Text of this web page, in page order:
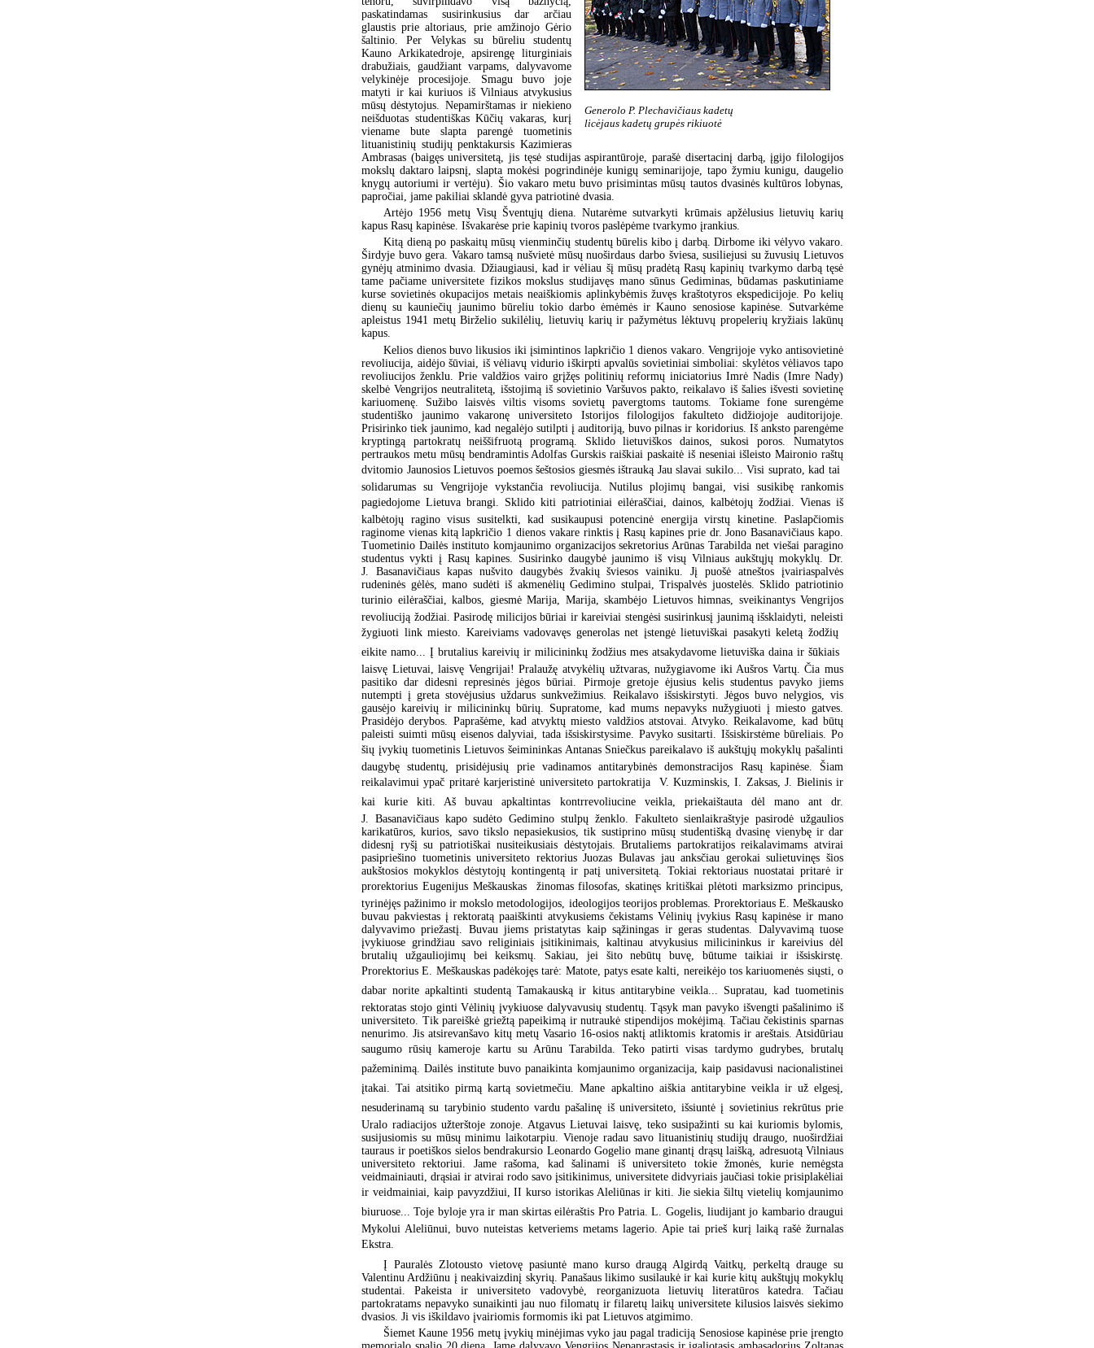
Generolo P. Plechavičiaus kadetų
licėjaus kadetų grupės rikiuotė
paskatindamas susirinkusius dar arčiau
glaustis prie altoriaus, prie amžinojo Gėrio
šaltinio. Per Velykas su būreliu studentų
Kauno Arkikatedroje, apsirengę liturginiais
drabužiais, gaudžiant varpams, dalyvavome
velykinėje procesijoje. Smagu buvo joje
matyti ir kai kuriuos iš Vilniaus atvykusius
mūsų dėstytojus. Nepamirštamas ir niekieno
neišduotas studentiškas Kūčių vakaras, kurį
viename bute slapta parengė tuometinis
lituanistinių studijų penktakursis Kazimieras
Ambrasas (baigęs universitetą, jis tęsė studijas aspirantūroje, parašė disertacinį darbą, įgijo filologijos
mokslų daktaro laipsnį, slapta mokėsi pogrindinėje kunigų seminarijoje, tapo žymiu kunigu, daugelio
knygų autoriumi ir vertėju). Šio vakaro metu buvo prisimintas mūsų tautos dvasinės kultūros lobynas,
papročiai, jame pakiliai sklandė gyva patriotinė dvasia.
Artėjo 1956 metų Visų Šventųjų diena. Nutarėme sutvarkyti krūmais apžėlusius lietuvių karių
kapus Rasų kapinėse. Išvakarėse prie kapinių tvoros paslėpėme tvarkymo įrankius.
Kitą dieną po paskaitų mūsų vienminčių studentų būrelis kibo į darbą. Dirbome iki vėlyvo vakaro.
Širdyje buvo gera. Vakaro tamsą nušvietė mūsų nuoširdaus darbo šviesa, susiliejusi su žuvusių Lietuvos
gynėjų atminimo dvasia. Džiaugiausi, kad ir vėliau šį mūsų pradėtą Rasų kapinių tvarkymo darbą tęsė
tame pačiame universitete fizikos mokslus studijavęs mano sūnus Gediminas, būdamas paskutiniame
kurse sovietinės okupacijos metais neaiškiomis aplinkybėmis žuvęs kraštotyros ekspedicijoje. Po kelių
dienų su kauniečių jaunimo būreliu tokio darbo ėmėmės ir Kauno senosiose kapinėse. Sutvarkėme
apleistus 1941 metų Birželio sukilėlių, lietuvių karių ir pažymėtus lėktuvų propelerių kryžiais lakūnų
kapus.
Kelios dienos buvo likusios iki įsimintinos lapkričio 1 dienos vakaro. Vengrijoje vyko antisovietinė
revoliucija, aidėjo šūviai, iš vėliavų vidurio iškirpti apvalūs sovietiniai simboliai: skylėtos vėliavos tapo
revoliucijos ženklu. Prie valdžios vairo grįžęs politinių reformų iniciatorius Imrė Nadis (Imre Nady)
skelbė Vengrijos neutralitetą, išstojimą iš sovietinio Varšuvos pakto, reikalavo iš šalies išvesti sovietinę
kariuomenę. Sužibo laisvės viltis visoms sovietų pavergtoms tautoms. Tokiame fone surengėme
studentiško jaunimo vakaronę universiteto Istorijos filologijos fakulteto didžiojoje auditorijoje.
Prisirinko tiek jaunimo, kad negalėjo sutilpti į auditoriją, buvo pilnas ir koridorius. Iš anksto parengėme
kryptingą partokratų neiššifruotą programą. Sklido lietuviškos dainos, sukosi poros. Numatytos
pertraukos metu mūsų bendramintis Adolfas Gurskis raiškiai paskaitė iš neseniai išleisto Maironio raštų
dvitomio Jaunosios Lietuvos poemos šeštosios giesmės ištrauką Jau slavai sukilo... Visi suprato, kad tai 
solidarumas su Vengrijoje vykstančia revoliucija. Nutilus plojimų bangai, visi susikibę rankomis
pagiedojome Lietuva brangi. Sklido kiti patriotiniai eilėraščiai, dainos, kalbėtojų žodžiai. Vienas iš
kalbėtojų ragino visus susitelkti, kad susikaupusi potencinė energija virstų kinetine. Paslapčiomis
raginome vienas kitą lapkričio 1 dienos vakare rinktis į Rasų kapines prie dr. Jono Basanavičiaus kapo.
Tuometinio Dailės instituto komjaunimo organizacijos sekretorius Arūnas Tarabilda net viešai paragino
studentus vykti į Rasų kapines. Susirinko daugybė jaunimo iš visų Vilniaus aukštųjų mokyklų. Dr.
J. Basanavičiaus kapas nušvito daugybės žvakių šviesos vainiku. Jį puošė atneštos įvairiaspalvės
rudeninės gėlės, mano sudėti iš akmenėlių Gedimino stulpai, Trispalvės juostelės. Sklido patriotinio
turinio eilėraščiai, kalbos, giesmė Marija, Marija, skambėjo Lietuvos himnas, sveikinantys Vengrijos
revoliuciją žodžiai. Pasirodę milicijos būriai ir kareiviai stengėsi susirinkusį jaunimą išsklaidyti, neleisti
žygiuoti link miesto. Kareiviams vadovavęs generolas net įstengė lietuviškai pasakyti keletą žodžių 
eikite namo... Į brutalius kareivių ir milicininkų žodžius mes atsakydavome lietuviška daina ir šūkiais 
laisvę Lietuvai, laisvę Vengrijai! Pralaužę atvykėlių užtvaras, nužygiavome iki Aušros Vartų. Čia mus
pasitiko dar didesni represinės jėgos būriai. Pirmoje gretoje ėjusius kelis studentus pavyko jiems
nutempti į greta stovėjusius uždarus sunkvežimius. Reikalavo išsiskirstyti. Jėgos buvo nelygios, vis
gausėjo kareivių ir milicininkų būrių. Supratome, kad mums nepavyks nužygiuoti į miesto gatves.
Prasidėjo derybos. Paprašėme, kad atvyktų miesto valdžios atstovai. Atvyko. Reikalavome, kad būtų
paleisti suimti mūsų eisenos dalyviai, tada išsiskirstysime. Pavyko susitarti. Išsiskirstėme būreliais. Po
šių įvykių tuometinis Lietuvos šeimininkas Antanas Sniečkus pareikalavo iš aukštųjų mokyklų pašalinti
daugybę studentų, prisidėjusių prie vadinamos antitarybinės demonstracijos Rasų kapinėse. Šiam
reikalavimui ypač pritarė karjeristinė universiteto partokratija  V. Kuzminskis, I. Zaksas, J. Bielinis ir
kai kurie kiti. Aš buvau apkaltintas kontrrevoliucine veikla, priekaištauta dėl mano ant dr.
J. Basanavičiaus kapo sudėto Gedimino stulpų ženklo. Fakulteto sienlaikraštyje pasirodė užgaulios
karikatūros, kurios, savo tikslo nepasiekusios, tik sustiprino mūsų studentišką dvasinę vienybę ir dar
didesnį ryšį su patriotiškai nusiteikusiais dėstytojais. Brutaliems partokratijos reikalavimams atvirai
pasipriešino tuometinis universiteto rektorius Juozas Bulavas jau anksčiau gerokai sulietuvinęs šios
aukštosios mokyklos dėstytojų kontingentą ir patį universitetą. Tokiai rektoriaus nuostatai pritarė ir
prorektorius Eugenijus Meškauskas  žinomas filosofas, skatinęs kritiškai plėtoti marksizmo principus,
tyrinėjęs pažinimo ir mokslo metodologijos, ideologijos teorijos problemas. Prorektoriaus E. Meškausko
buvau pakviestas į rektoratą paaiškinti atvykusiems čekistams Vėlinių įvykius Rasų kapinėse ir mano
dalyvavimo priežastį. Buvau jiems pristatytas kaip sąžiningas ir geras studentas. Dalyvavimą tuose
įvykiuose grindžiau savo religiniais įsitikinimais, kaltinau atvykusius milicininkus ir kareivius dėl
brutalių užgauliojimų bei keiksmų. Sakiau, jei šito nebūtų buvę, būtume taikiai ir išsiskirstę.
Prorektorius E. Meškauskas padėkojęs tarė: Matote, patys esate kalti, nereikėjo tos kariuomenės siųsti, o
dabar norite apkaltinti studentą Tamakauską ir kitus antitarybine veikla... Supratau, kad tuometinis
rektoratas stojo ginti Vėlinių įvykiuose dalyvavusių studentų. Tąsyk man pavyko išvengti pašalinimo iš
universiteto. Tik pareiškė griežtą papeikimą ir nutraukė stipendijos mokėjimą. Tačiau čekistinis sparnas
nenurimo. Jis atsirevanšavo kitų metų Vasario 16-osios naktį atliktomis kratomis ir areštais. Atsidūriau
saugumo rūsių kameroje kartu su Arūnu Tarabilda. Teko patirti visas tardymo gudrybes, brutalų
pažeminimą. Dailės institute buvo panaikinta komjaunimo organizacija, kaip pasidavusi nacionalistinei
įtakai. Tai atsitiko pirmą kartą sovietmečiu. Mane apkaltino aiškia antitarybine veikla ir už elgesį,
nesuderinamą su tarybinio studento vardu pašalinę iš universiteto, išsiuntė į sovietinius rekrūtus prie
Uralo radiacijos užterštoje zonoje. Atgavus Lietuvai laisvę, teko susipažinti su kai kuriomis bylomis,
susijusiomis su mūsų minimu laikotarpiu. Vienoje radau savo lituanistinių studijų draugo, nuoširdžiai
tauraus ir poetiškos sielos bendrakursio Leonardo Gogelio mane ginantį drąsų laišką, adresuotą Vilniaus
universiteto rektoriui. Jame rašoma, kad šalinami iš universiteto tokie žmonės, kurie nemėgsta
veidmainiauti, drąsiai ir atvirai rodo savo įsitikinimus, universitete didvyriais jaučiasi tokie prisiplakėliai
ir veidmainiai, kaip pavyzdžiui, II kurso istorikas Aleliūnas ir kiti. Jie siekia šiltų vietelių komjaunimo
biuruose... Toje byloje yra ir man skirtas eilėraštis Pro Patria. L. Gogelis, liudijant jo kambario draugui
Mykolui Aleliūnui, buvo nuteistas ketveriems metams lagerio. Apie tai prieš kurį laiką rašė žurnalas
Ekstra.
Į Pauralės Zlotousto vietovę pasiuntė mano kurso draugą Algirdą Vaitkų, perkeltą drauge su
Valentinu Ardžiūnu į neakivaizdinį skyrių. Panašaus likimo susilaukė ir kai kurie kitų aukštųjų mokyklų
studentai. Pakeista ir universiteto vadovybė, reorganizuota lietuvių literatūros katedra. Tačiau
partokratams nepavyko sunaikinti jau nuo filomatų ir filaretų laikų universitete kilusios laisvės siekimo
dvasios. Ji vis iškildavo įvairiomis formomis iki pat Lietuvos atgimimo.
Šiemet Kaune 1956 metų įvykių minėjimas vyko jau pagal tradiciją Senosiose kapinėse prie įrengto